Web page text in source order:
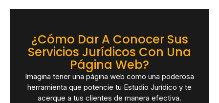
¿Cómo Dar A Conocer Sus
Servicios Jurídicos Con Una
Página Web?
Imagina tener una página web como una poderosa
herramienta que potencie tu Estudio Jurídico y te
acerque a tus clientes de manera efectiva.